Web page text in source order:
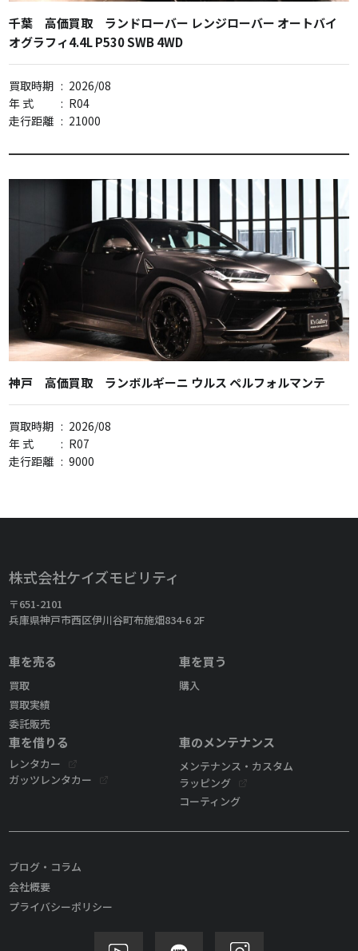
千葉 高価買取 ランドローバー レンジローバー オートバイ
オグラフィ4.4L P530 SWB 4WD
買取時期 : 2026/08
年 式
: R04
走行距離 : 21000
神戸 高価買取 ランボルギーニ ウルス ペルフォルマンテ
買取時期 : 2026/08
年 式
: R07
走行距離 : 9000
株式会社ケイズモビリティ
〒651-2101
兵庫県神戸市西区伊川谷町布施畑834-6 2F
車を売る
買取
買取実績
委託販売
車を買う
購入
車を借りる
レンタカー
ガッツレンタカー
車のメンテナンス
メンテナンス・カスタム
ラッピング
コーティング
ブログ・コラム
会社概要
プライバシーポリシー